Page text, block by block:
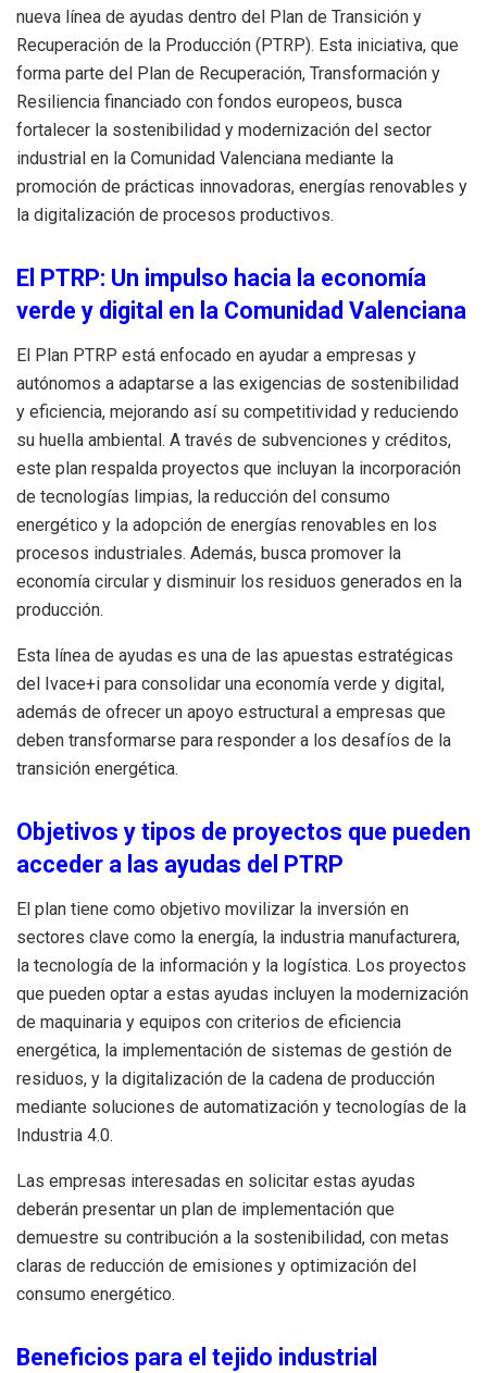
nueva línea de ayudas dentro del Plan de Transición y
Recuperación de la Producción (PTRP). Esta iniciativa, que
forma parte del Plan de Recuperación, Transformación y
Resiliencia financiado con fondos europeos, busca
fortalecer la sostenibilidad y modernización del sector
industrial en la Comunidad Valenciana mediante la
promoción de prácticas innovadoras, energías renovables y
la digitalización de procesos productivos.
El PTRP: Un impulso hacia la economía
verde y digital en la Comunidad Valenciana
El Plan PTRP está enfocado en ayudar a empresas y
autónomos a adaptarse a las exigencias de sostenibilidad
y eficiencia, mejorando así su competitividad y reduciendo
su huella ambiental. A través de subvenciones y créditos,
este plan respalda proyectos que incluyan la incorporación
de tecnologías limpias, la reducción del consumo
energético y la adopción de energías renovables en los
procesos industriales. Además, busca promover la
economía circular y disminuir los residuos generados en la
producción.
Esta línea de ayudas es una de las apuestas estratégicas
del Ivace+i para consolidar una economía verde y digital,
además de ofrecer un apoyo estructural a empresas que
deben transformarse para responder a los desafíos de la
transición energética.
Objetivos y tipos de proyectos que pueden
acceder a las ayudas del PTRP
El plan tiene como objetivo movilizar la inversión en
sectores clave como la energía, la industria manufacturera,
la tecnología de la información y la logística. Los proyectos
que pueden optar a estas ayudas incluyen la modernización
de maquinaria y equipos con criterios de eficiencia
energética, la implementación de sistemas de gestión de
residuos, y la digitalización de la cadena de producción
mediante soluciones de automatización y tecnologías de la
Industria 4.0.
Las empresas interesadas en solicitar estas ayudas
deberán presentar un plan de implementación que
demuestre su contribución a la sostenibilidad, con metas
claras de reducción de emisiones y optimización del
consumo energético.
Beneficios para el tejido industrial